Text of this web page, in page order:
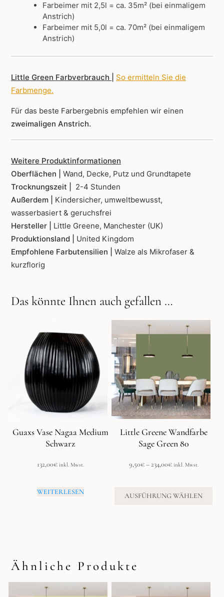
Farbeimer mit 2,5l = ca. 35m² (bei einmaligem
Anstrich)
Farbeimer mit 5,0l = ca. 70m² (bei einmaligem
Anstrich)
Little Green Farbverbrauch |
So ermitteln Sie die
Farbmenge.
Für das beste Farbergebnis empfehlen wir einen
zweimaligen Anstrich.
Weitere Produktinformationen
Oberflächen | Wand, Decke, Putz und Grundtapete
Trocknungszeit |
2-4 Stunden
Außerdem | Kindersicher, umweltbewusst,
wasserbasiert & geruchsfrei
Hersteller | Little Greene, Manchester (UK)
Produktionsland | United Kingdom
Empfohlene Farbutensilien | Walze als Mikrofaser &
kurzflorig
Das könnte Ihnen auch gefallen …
Guaxs Vase Nagaa Medium
Schwarz
132,00€ inkl. Mwst.
WEITERLESEN
Little Greene Wandfarbe
Sage Green 80
9,50€ –234,00€Preisspanne:
234,00€
inkl. Mwst.
AUSFÜHRUNG WÄHLEN
Produkt
mehrere
auf.
Optionen
können
auf
der
Produktseite
werden
Ähnliche Produkte